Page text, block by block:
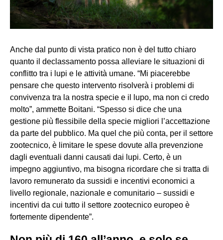
Anche dal punto di vista pratico non è del tutto chiaro
quanto il declassamento possa alleviare le situazioni di
conflitto tra i lupi e le attività umane. “Mi piacerebbe
pensare che questo intervento risolverà i problemi di
convivenza tra la nostra specie e il lupo, ma non ci credo
molto”, ammette Boitani. “Spesso si dice che una
gestione più flessibile della specie migliori l’accettazione
da parte del pubblico. Ma quel che più conta, per il settore
zootecnico, è limitare le spese dovute alla prevenzione
dagli eventuali danni causati dai lupi. Certo, è un
impegno aggiuntivo, ma bisogna ricordare che si tratta di
lavoro remunerato da sussidi e incentivi economici a
livello regionale, nazionale e comunitario – sussidi e
incentivi da cui tutto il settore zootecnico europeo è
fortemente dipendente”.